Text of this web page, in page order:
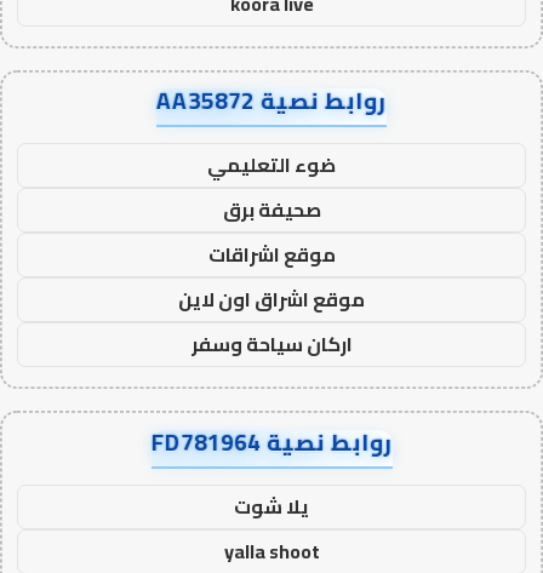
روابط نصية AA35872
ضوء التعليمي
صحيفة برق
موقع اشراقات
موقع اشراق اون لاين
اركان سياحة وسفر
روابط نصية FD781964
يلا شوت
yalla shoot